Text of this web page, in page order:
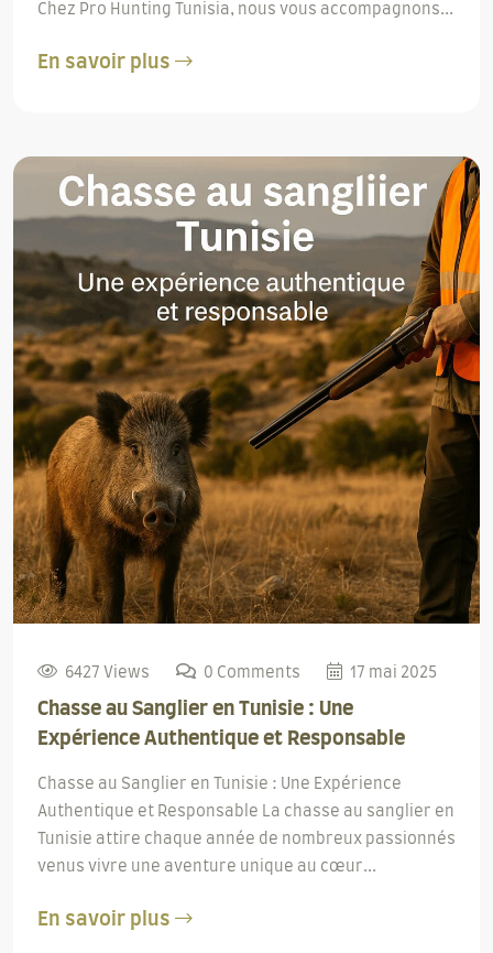
Chez Pro Hunting Tunisia, nous vous accompagnons...
En savoir plus
6427 Views 0 Comments 17 mai 2025
Chasse au Sanglier en Tunisie : Une
Expérience Authentique et Responsable
Chasse au Sanglier en Tunisie : Une Expérience
Authentique et Responsable La chasse au sanglier en
Tunisie attire chaque année de nombreux passionnés
venus vivre une aventure unique au cœur...
En savoir plus